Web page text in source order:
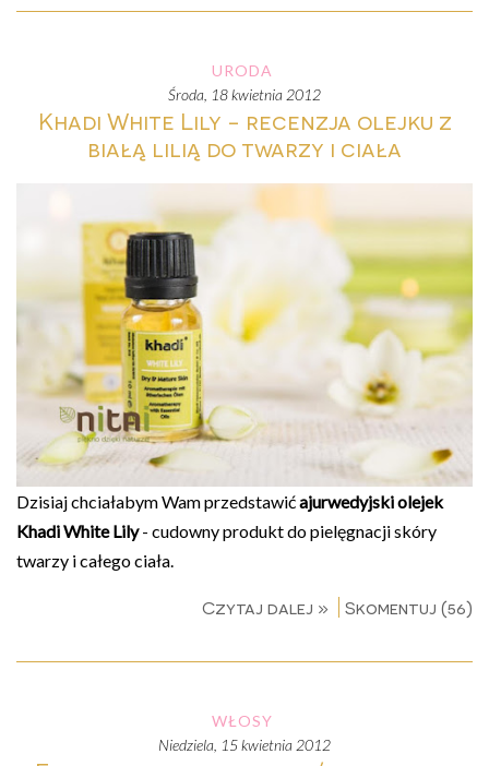
URODA
środa, 18 kwietnia 2012
Khadi White Lily - recenzja olejku z
białą lilią do twarzy i ciała
Dzisiaj chciałabym Wam przedstawićajurwedyjski olejek
Khadi White Lily- cudowny produkt do pielęgnacji skóry
twarzy i całego ciała.
Czytaj dalej » Skomentuj (56)
WŁOSY
niedziela, 15 kwietnia 2012